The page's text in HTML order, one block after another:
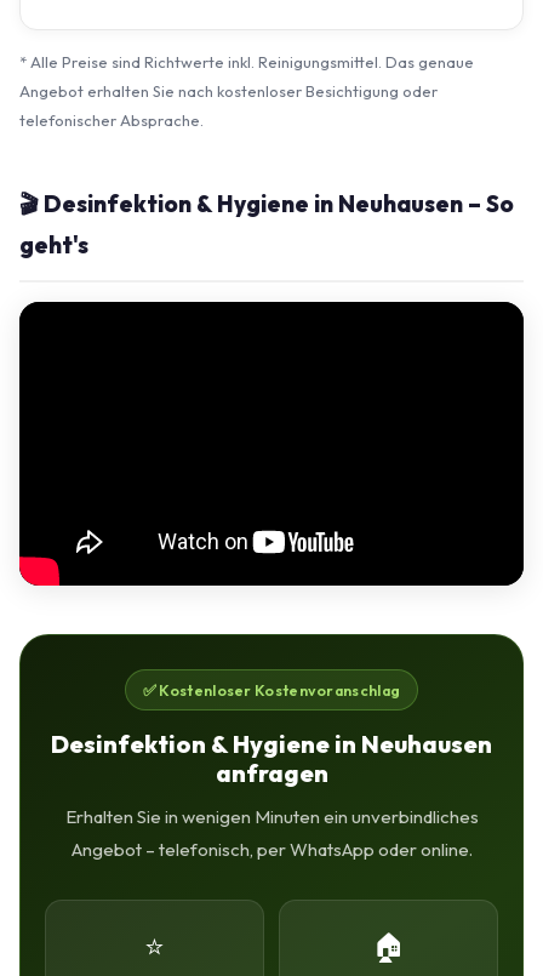
* Alle Preise sind Richtwerte inkl. Reinigungsmittel. Das genaue
Angebot erhalten Sie nach kostenloser Besichtigung oder
telefonischer Absprache.
🎬 Desinfektion & Hygiene in Neuhausen – So
geht's
✅ Kostenloser Kostenvoranschlag
Desinfektion & Hygiene in Neuhausen
anfragen
Erhalten Sie in wenigen Minuten ein unverbindliches
Angebot – telefonisch, per WhatsApp oder online.
⭐ 🏠